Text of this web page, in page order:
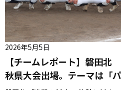
【チームレポート】磐田
秋県大会出場。テーマは「
2026年5月5日